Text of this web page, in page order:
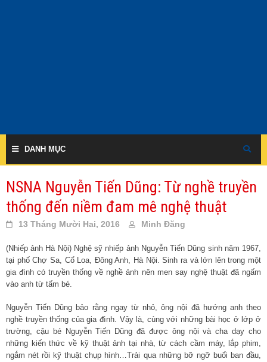
DANH MỤC
NSNA Nguyễn Tiến Dũng: Từ nghề truyền
thống đến niềm đam mê nghệ thuật
13 Tháng Mười Hai, 2016 Minh Đăng
(Nhiếp ảnh Hà Nội) Nghệ sỹ nhiếp ảnh Nguyễn Tiến Dũng sinh năm 1967,
tại phố Chợ Sa, Cổ Loa, Đông Anh, Hà Nội. Sinh ra và lớn lên trong một
gia đình có truyền thống về nghề ảnh nên men say nghệ thuật đã ngấm
vào anh từ tấm bé.
Nguyễn Tiến Dũng bảo rằng ngay từ nhỏ, ông nội đã hướng anh theo
nghề truyền thống của gia đình. Vậy là, cùng với những bài học ở lớp ở
trường, cậu bé Nguyễn Tiến Dũng đã được ông nội và cha dạy cho
những kiến thức về kỹ thuật ảnh tại nhà, từ cách cầm máy, lắp phim,
ngắm nét rồi kỹ thuật chụp hình…Trải qua những bỡ ngỡ buổi ban đầu,